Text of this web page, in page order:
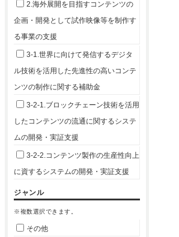
2.海外展開を目指すコンテンツの
企画・開発として試作映像等を制作す
る事業の支援
3-1.世界に向けて発信するデジタ
ル技術を活用した先進性の高いコンテ
ンツの制作に関する補助金
3-2-1.ブロックチェーン技術を活用
したコンテンツの流通に関するシステ
ムの開発・実証支援
3-2-2.コンテンツ製作の生産性向上
に資するシステムの開発・実証支援
ジャンル
※複数選択できます。
その他